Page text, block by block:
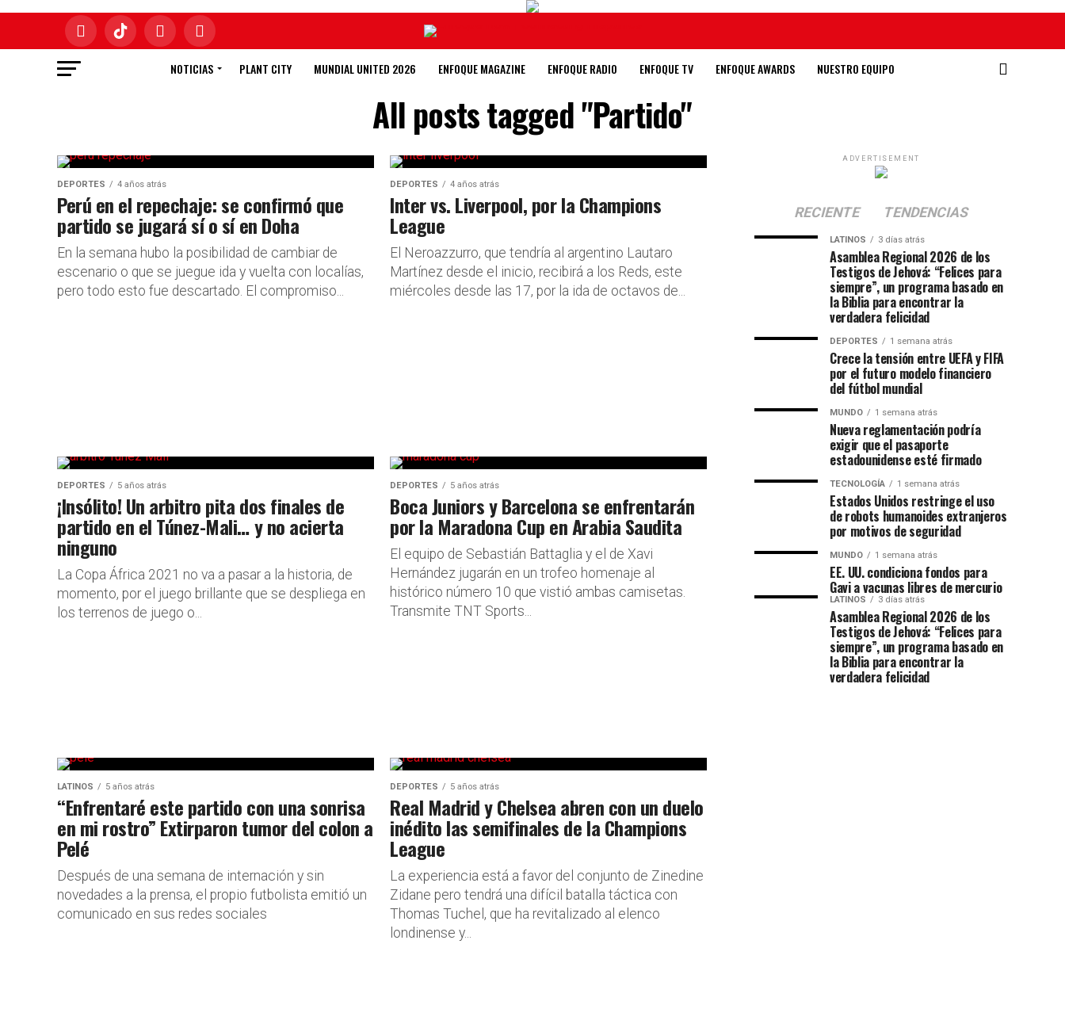
NOTICIAS PLANT CITY MUNDIAL UNITED 2026 ENFOQUE MAGAZINE ENFOQUE RADIO ENFOQUE TV ENFOQUE AWARDS NUESTRO EQUIPO
All posts tagged "Partido"
DEPORTES 4 años atrás
Perú en el repechaje: se confirmó que
partido se jugará sí o sí en Doha
En la semana hubo la posibilidad de cambiar de
escenario o que se juegue ida y vuelta con localías,
pero todo esto fue descartado. El compromiso...
DEPORTES 4 años atrás
Inter vs. Liverpool, por la Champions
League
El Neroazzurro, que tendría al argentino Lautaro
Martínez desde el inicio, recibirá a los Reds, este
miércoles desde las 17, por la ida de octavos de...
DEPORTES 5 años atrás
¡Insólito! Un arbitro pita dos finales de
partido en el Túnez-Mali… y no acierta
ninguno
La Copa África 2021 no va a pasar a la historia, de
momento, por el juego brillante que se despliega en
los terrenos de juego o...
DEPORTES 5 años atrás
Boca Juniors y Barcelona se enfrentarán
por la Maradona Cup en Arabia Saudita
El equipo de Sebastián Battaglia y el de Xavi
Hernández jugarán en un trofeo homenaje al
histórico número 10 que vistió ambas camisetas.
Transmite TNT Sports...
LATINOS 5 años atrás
“Enfrentaré este partido con una sonrisa
en mi rostro” Extirparon tumor del colon a
Pelé
Después de una semana de internación y sin
novedades a la prensa, el propio futbolista emitió un
comunicado en sus redes sociales
DEPORTES 5 años atrás
Real Madrid y Chelsea abren con un duelo
inédito las semifinales de la Champions
League
La experiencia está a favor del conjunto de Zinedine
Zidane pero tendrá una difícil batalla táctica con
Thomas Tuchel, que ha revitalizado al elenco
londinense y...
ADVERTISEMENT
RECIENTE TENDENCIAS
LATINOS 3 días atrás
Asamblea Regional 2026 de los
Testigos de Jehová: “Felices para
siempre”, un programa basado en
la Biblia para encontrar la
verdadera felicidad
DEPORTES 1 semana atrás
Crece la tensión entre UEFA y FIFA
por el futuro modelo financiero
del fútbol mundial
MUNDO 1 semana atrás
Nueva reglamentación podría
exigir que el pasaporte
estadounidense esté firmado
TECNOLOGÍA 1 semana atrás
Estados Unidos restringe el uso
de robots humanoides extranjeros
por motivos de seguridad
MUNDO 1 semana atrás
EE. UU. condiciona fondos para
Gavi a vacunas libres de mercurio
LATINOS 3 días atrás
Asamblea Regional 2026 de los
Testigos de Jehová: “Felices para
siempre”, un programa basado en
la Biblia para encontrar la
verdadera felicidad